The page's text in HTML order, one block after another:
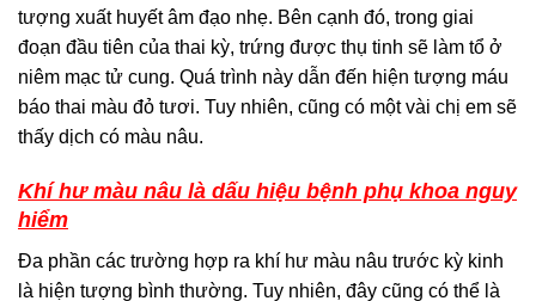
tượng xuất huyết âm đạo nhẹ. Bên cạnh đó, trong giai
đoạn đầu tiên của thai kỳ, trứng được thụ tinh sẽ làm tổ ở
niêm mạc tử cung. Quá trình này dẫn đến hiện tượng máu
báo thai màu đỏ tươi. Tuy nhiên, cũng có một vài chị em sẽ
thấy dịch có màu nâu.
Khí hư màu nâu là dấu hiệu bệnh phụ khoa nguy
hiểm
Đa phần các trường hợp ra khí hư màu nâu trước kỳ kinh
là hiện tượng bình thường. Tuy nhiên, đây cũng có thể là